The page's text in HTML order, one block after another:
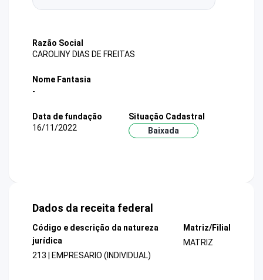
Razão Social
CAROLINY DIAS DE FREITAS
Nome Fantasia
-
Data de fundação
16/11/2022
Situação Cadastral
Baixada
Dados da receita federal
Código e descrição da natureza
jurídica
213 | EMPRESARIO (INDIVIDUAL)
Matriz/Filial
MATRIZ